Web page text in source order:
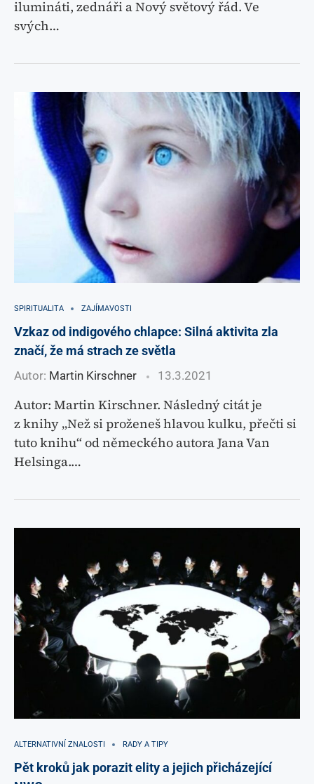
ilumináti, zednáři a Nový světový řád. Ve
svých…
SPIRITUALITA ZAJÍMAVOSTI
Vzkaz od indigového chlapce: Silná aktivita zla
značí, že má strach ze světla
Autor: Martin Kirschner 13.3.2021
Autor: Martin Kirschner. Následný citát je
z knihy „Než si proženeš hlavou kulku, přečti si
tuto knihu“ od německého autora Jana Van
Helsinga.…
ALTERNATIVNÍ ZNALOSTI RADY A TIPY
Pět kroků jak porazit elity a jejich přicházející